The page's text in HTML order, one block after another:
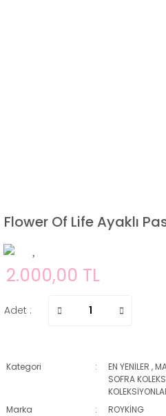
Flower Of Life Ayaklı
2.000,00 TL
Adet :
Kategori EN YENİLER ,
SOFRA
Marka
ROYKİNG